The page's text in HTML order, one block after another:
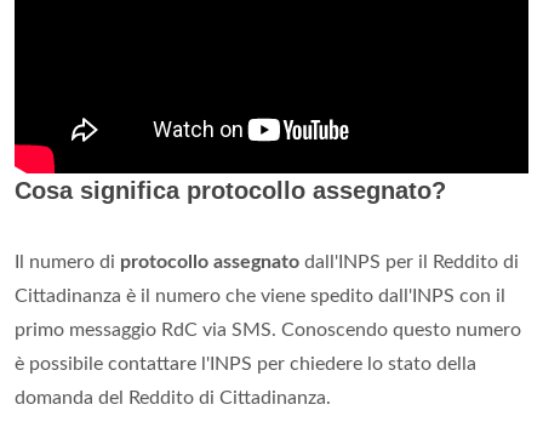
Cosa significa protocollo assegnato?
Il numero di protocollo assegnato dall'INPS per il Reddito di
Cittadinanza è il numero che viene spedito dall'INPS con il
primo messaggio RdC via SMS. Conoscendo questo numero
è possibile contattare l'INPS per chiedere lo stato della
domanda del Reddito di Cittadinanza.